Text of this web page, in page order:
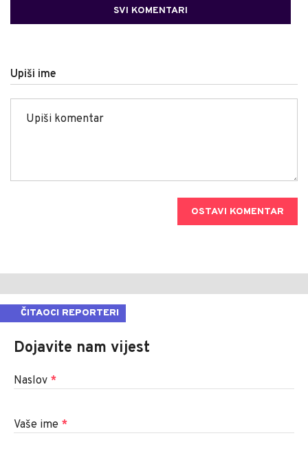
SVI KOMENTARI
Upiši ime
OSTAVI KOMENTAR
ČITAOCI REPORTERI
Dojavite nam vijest
Naslov *
Vaše ime *